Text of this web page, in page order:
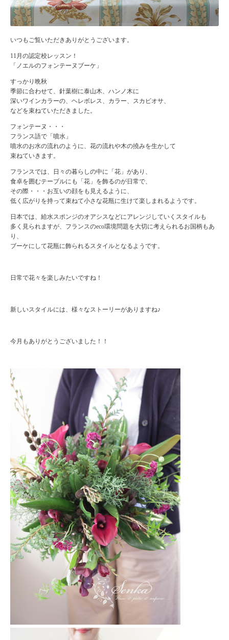
いつもご覧いただきありがとうございます。
11月の認定校レッスン！
「ノエルのフォンテーヌブーケ」
すっかり晩秋
季節に合わせて、針葉樹に泰山木、ハンノ木に
深いワインカラーの、ヘレボレス、カラー、スカビオサ、
などを束ねていただきました。
フォンテーヌ・・・
フランス語で「噴水」
噴水のお水の流れのように、花の流れや木の撓みを生かして
束ねていきます。
フランスでは、日々の暮らしの中に「花」があり、
食卓を囲むテーブルにも「花」を飾るのが日常で、
その際・・・お互いの顔をも見えるように、
低く広がりを持って束ねて小さな花瓶に生けて楽しまれるようです。
日本では、給水スポンジのオアシスなどにアレンジしていくスタイルも
多く見られますが、フランスのeco環境問題を大切に考えられるお国柄もあ
り、
ブーケにして花瓶に飾られるスタイルとなるようです。
日常で花々を楽しみたいですね！
新しいスタイルには、様々なストーリーがありますね♪
今月もありがとうございました！！